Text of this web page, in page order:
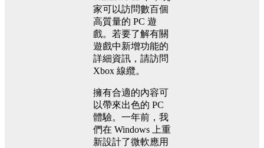
家可以訪問數百個
高質量的 PC 遊
戲。若要了解有關
遊戲中新增功能的
詳細資訊，請訪問
Xbox 線纜。
擁有合適的內容可
以帶來出色的 PC
體驗。一年前，我
們在 Windows 上重
新設計了微軟應用